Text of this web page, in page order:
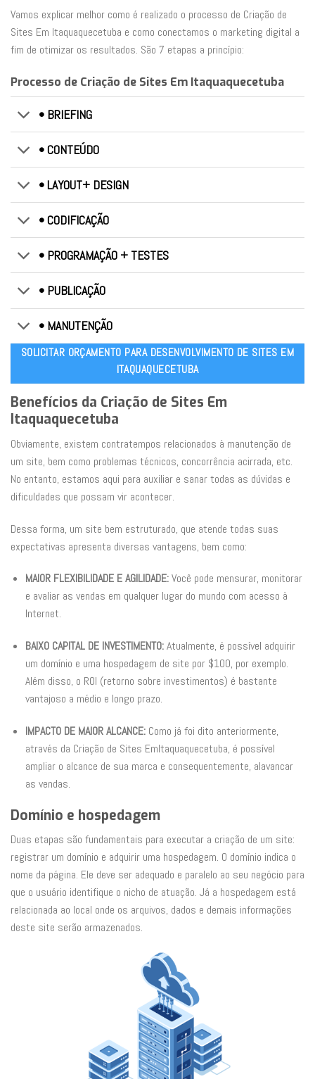
Vamos explicar melhor como é realizado o processo de Criação de
Sites Em Itaquaquecetuba e como conectamos o marketing digital a
fim de otimizar os resultados. São 7 etapas a princípio:
Processo de Criação de Sites Em Itaquaquecetuba
• BRIEFING
• CONTEÚDO
• LAYOUT+ DESIGN
• CODIFICAÇÃO
• PROGRAMAÇÃO + TESTES
• PUBLICAÇÃO
• MANUTENÇÃO
SOLICITAR ORÇAMENTO PARA DESENVOLVIMENTO DE SITES EM
ITAQUAQUECETUBA
Benefícios da Criação de Sites Em
Itaquaquecetuba
Obviamente, existem contratempos relacionados à manutenção de
um site, bem como problemas técnicos, concorrência acirrada, etc.
No entanto, estamos aqui para auxiliar e sanar todas as dúvidas e
dificuldades que possam vir acontecer.
Dessa forma, um site bem estruturado, que atende todas suas
expectativas apresenta diversas vantagens, bem como:
MAIOR FLEXIBILIDADE E AGILIDADE:Você pode mensurar, monitorar
e avaliar as vendas em qualquer lugar do mundo com acesso à
Internet.
BAIXO CAPITAL DE INVESTIMENTO:Atualmente, é possível adquirir
um domínio e uma hospedagem de site por $100, por exemplo.
Além disso, o ROI (retorno sobre investimentos) é bastante
vantajoso a médio e longo prazo.
IMPACTO DE MAIOR ALCANCE: Como já foi dito anteriormente,
através da Criação de Sites EmItaquaquecetuba, é possível
ampliar o alcance de sua marca e consequentemente, alavancar
as vendas.
Domínio e hospedagem
Duas etapas são fundamentais para executar a criação de um site:
registrar um domínio e adquirir uma hospedagem. O domínio indica o
nome da página. Ele deve ser adequado e paralelo ao seu negócio para
que o usuário identifique o nicho de atuação. Já a hospedagem está
relacionada ao local onde os arquivos, dados e demais informações
deste site serão armazenados.